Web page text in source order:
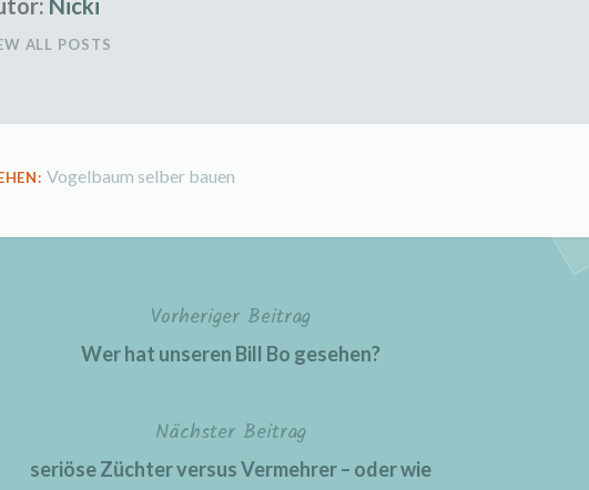
ALL POSTS
Vogelbaum selber bauen
Vorheriger Beitrag
Wer hat unseren Bill Bo gesehen?
Nächster Beitrag
seriöse Züchter versus Vermehrer – oder wie